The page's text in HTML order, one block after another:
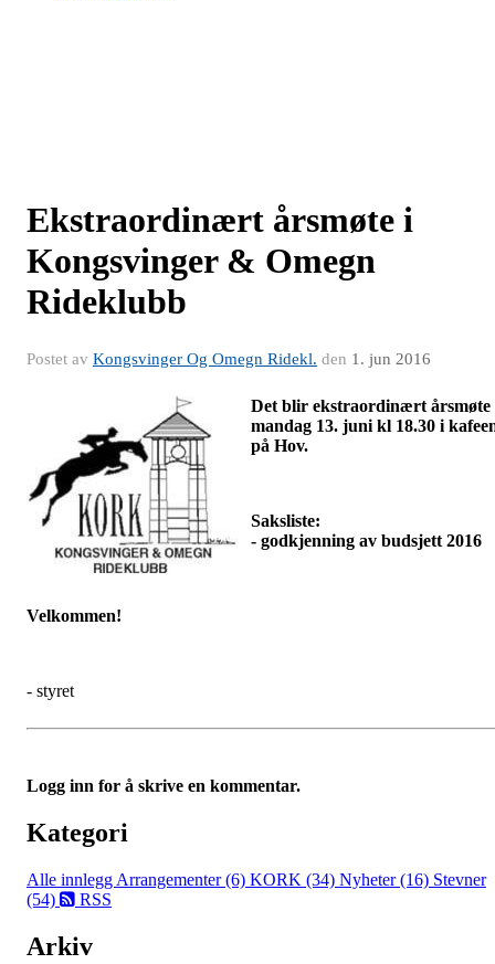
Ekstraordinært årsmøte i
Kongsvinger & Omegn
Rideklubb
Postet av Kongsvinger Og Omegn Ridekl. den 1. jun 2016
Det blir ekstraordinært årsmøte
mandag 13. juni kl 18.30 i
på Hov.
Saksliste:
- godkjenning av budsjett 2016
Velkommen!
- styret
Logg inn for å skrive en kommentar.
Kategori
Alle innlegg Arrangementer (6) KORK (34) Nyheter (16) Stevner
(54)
RSS
Arkiv